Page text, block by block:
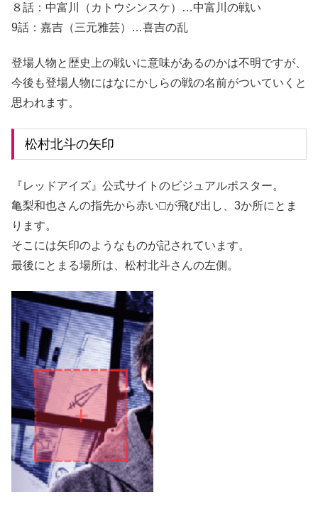
８話：中富川（カトウシンスケ）…中富川の戦い
9話：嘉吉（三元雅芸）…喜吉の乱
登場人物と歴史上の戦いに意味があるのかは不明ですが、
今後も登場人物にはなにかしらの戦の名前がついていくと
思われます。
松村北斗の矢印
『レッドアイズ』公式サイトのビジュアルポスター。
亀梨和也さんの指先から赤い□が飛び出し、3か所にとま
ります。
そこには矢印のようなものが記されています。
最後にとまる場所は、松村北斗さんの左側。